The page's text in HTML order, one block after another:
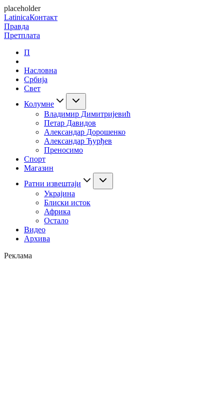
placeholder
LatinicaКонтакт
Правда
Претплата
П
Насловна
Србија
Свет
Колумне
Владимир Димитријевић
Петар Давидов
Александар Дорошенко
Александар Ђурђев
Преносимо
Спорт
Магазин
Ратни извештаји
Украјина
Блиски исток
Африка
Остало
Видео
Архива
Реклама